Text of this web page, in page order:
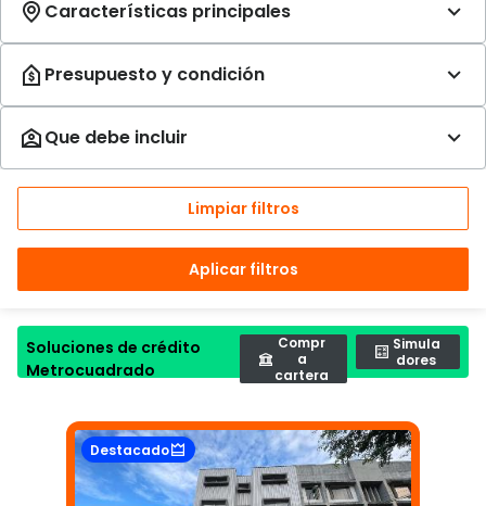
Limpiar filtros
Aplicar filtros
Soluciones de crédito
Metrocuadrado
Compr
a
cartera
Simula
dores
Destacado